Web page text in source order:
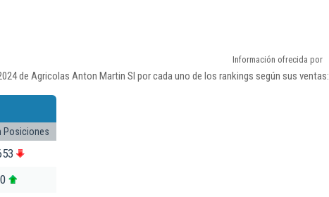
Información ofrecida por
de Agricolas Anton Martin Sl por cada uno de los rankings según sus ventas:
Posiciones